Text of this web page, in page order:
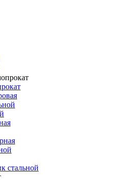
стальной